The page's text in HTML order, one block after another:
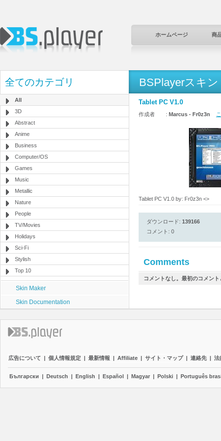
ホームページ 商
全てのカテゴリ
All
3D
Abstract
Anime
Business
Computer/OS
Games
Music
Metallic
Nature
People
TV/Movies
Holidays
Sci-Fi
Stylish
Top 10
Skin Maker
Skin Documentation
BSPlayerスキン
Tablet PC V1.0
作成者 : Marcus - Fr0z3n
Tablet PC V1.0 by: Fr0z3n <>
ダウンロード: 139166
コメント: 0
Comments
コメントなし。最初のコメン
広告について | 個人情報規定 | 最新情報 | Affiliate | サイト・マップ | 連絡先 | 法
Български | Deutsch | English | Español | Magyar | Polski | Português